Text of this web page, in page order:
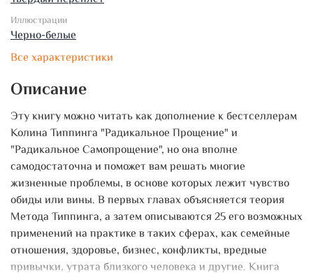
Иллюстрации
Черно-белые
Все характеристики
Описание
Эту книгу можно читать как дополнение к бестселлерам
Колина Типпинга "Радикальное Прощение" и
"Радикальное Самопрощение", но она вполне
самодостаточна и поможет вам решать многие
жизненные проблемы, в основе которых лежит чувство
обиды или вины. В первых главах объясняется теория
Метода Типпинга, а затем описываются 25 его возможных
применений на практике в таких сферах, как семейные
отношения, здоровье, бизнес, конфликты, вредные
привычки, утрата близкого человека и другие. Книга